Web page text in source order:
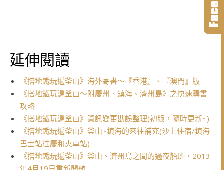
延伸閱讀
《搭地鐵玩遍釜山》海外寄書～『香港』、『澳門』版
《搭地鐵玩遍釜山～附慶州、鎮海、濟州島》之快速購書
攻略
《搭地鐵玩遍釜山》資訊變更勘誤整理(初版，隨時更新~)
《搭地鐵玩遍釜山》釜山~鎮海的來往補充(沙上住宿/鎮海
巴士站往慶和火車站)
《搭地鐵玩遍釜山》釜山、濟州島之間的過夜船班，2013